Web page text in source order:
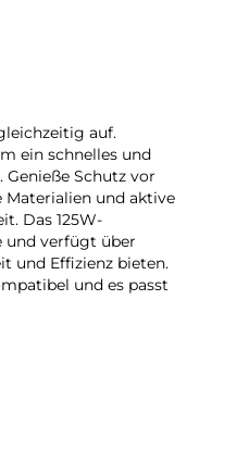
auf.
ein schnelles und
Schutz vor
und aktive
Das 125W-
und verfügt über
und Effizienz bieten.
und es passt